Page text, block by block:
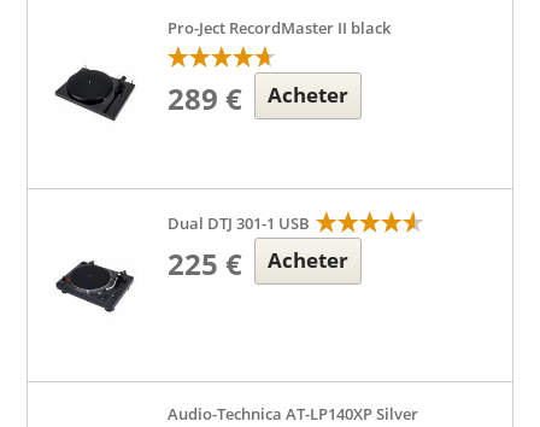
Pro-Ject RecordMaster II black
289 € Acheter
Dual DTJ 301-1 USB
225 € Acheter
Audio-Technica AT-LP140XP Silver